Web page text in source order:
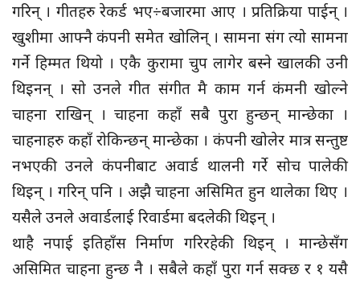
गरिन् । गीतहरु रेकर्ड भए÷बजारमा आए । प्रतिक्रिया पाईन् ।
खुशीमा आफ्नै कंपनी समेत खोलिन् । सामना संग त्यो सामना
गर्ने हिम्मत थियो । एकै कुरामा चुप लागेर बस्ने खालकी उनी
थिइनन् । सो उनले गीत संगीत मै काम गर्न कंमनी खोल्ने
चाहना राखिन् । चाहना कहाँ सबै पुरा हुन्छन् मान्छेका ।
चाहनाहरु कहाँ रोकिन्छन् मान्छेका । कंपनी खोलेर मात्र सन्तुष्ट
नभएकी उनले कंपनीबाट अवार्ड थालनी गर्रे सोच पालेकी
थिइन् । गरिन् पनि । अझै चाहना असिमित हुन थालेका थिए ।
यसैले उनले अवार्डलाई रिवार्डमा बदलेकी थिइन् ।
थाहै नपाई इतिहाँस निर्माण गरिरहेकी थिइन् । मान्छेसँग
असिमित चाहना हुन्छ नै । सबैले कहाँ पुरा गर्न सक्छ र १ यसै